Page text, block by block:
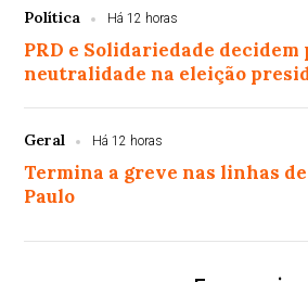
Política Há 12 horas
PRD e Solidariedade decidem
neutralidade na eleição
Geral Há 12 horas
Termina a greve nas linhas
Paulo